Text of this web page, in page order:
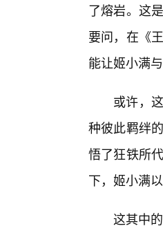
了熔岩。这
要问，在《
能让姬小满
或许，
种彼此羁绊
悟了狂铁所
下，姬小满
这其中